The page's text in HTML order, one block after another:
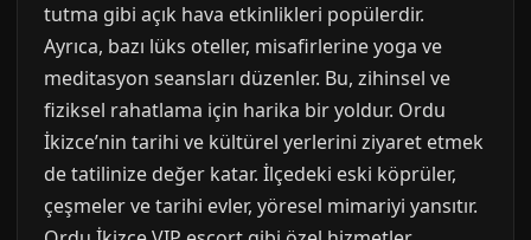
tutma gibi açık hava etkinlikleri popülerdir.
Ayrıca, bazı lüks oteller, misafirlerine yoga ve
meditasyon seansları düzenler. Bu, zihinsel ve
fiziksel rahatlama için harika bir yoldur. Ordu
İkizce’nin tarihi ve kültürel yerlerini ziyaret etmek
de tatilinize değer katar. İlçedeki eski köprüler,
çeşmeler ve tarihi evler, yöresel mimariyi yansıtır.